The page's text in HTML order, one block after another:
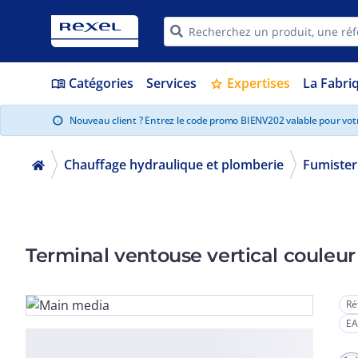
menu_book Catégories Services star Expertises La
info Nouveau client ? Entrez le code promo BIENV202 valable pour
Chauffage hydraulique et plomberie
Terminal ventouse vertical couleur